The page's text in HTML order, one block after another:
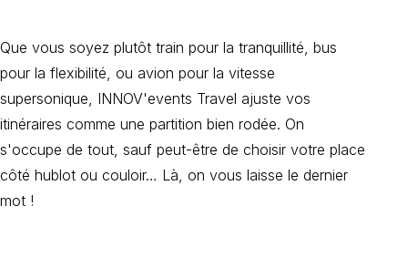
Que vous soyez plutôt train pour la tranquillité, bus
pour la flexibilité, ou avion pour la vitesse
supersonique, INNOV'events Travel ajuste vos
itinéraires comme une partition bien rodée. On
s'occupe de tout, sauf peut-être de choisir votre place
côté hublot ou couloir… Là, on vous laisse le dernier
mot !